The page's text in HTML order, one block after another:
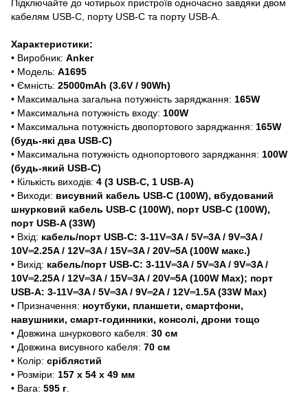
Підключайте до чотирьох пристроїв одночасно завдяки двом
кабелям USB-C, порту USB-C та порту USB-A.
Характеристики:
• Виробник: Anker
• Модель: A1695
• Ємність: 25000mAh (3.6V / 90Wh)
• Максимальна загальна потужність заряджання: 165W
• Максимальна потужність входу: 100W
• Максимальна потужність двопортового заряджання: 165W
(будь-які два USB-C)
• Максимальна потужність однопортового заряджання: 100W
(будь-який USB-C)
• Кількість виходів: 4 (3 USB-C, 1 USB-A)
• Виходи: висувний кабель USB-C (100W), вбудований
шнурковий кабель USB-C (100W), порт USB-C (100W),
порт USB-A (33W)
• Вхід: кабель/порт USB-C: 3-11V⎓3A / 5V⎓3A / 9V⎓3A /
10V⎓2.25A / 12V⎓3A / 15V⎓3A / 20V⎓5A (100W макс.)
• Вихід: кабель/порт USB-C: 3-11V⎓3A / 5V⎓3A / 9V⎓3A /
10V⎓2.25A / 12V⎓3A / 15V⎓3A / 20V⎓5A (100W Max); порт
USB-A: 3-11V⎓3A / 5V⎓3A / 9V⎓2A / 12V⎓1.5A (33W Max)
• Призначення: ноутбуки, планшети, смартфони,
навушники, смарт-годинники, консолі, дрони тощо
• Довжина шнуркового кабеля: 30 см
• Довжина висувного кабеля: 70 см
• Колір: сріблястий
• Розміри: 157 х 54 х 49 мм
• Вага: 595 г